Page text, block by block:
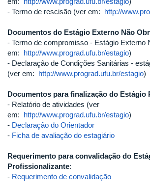
- Termo de rescisão (ver em: http://
Documentos do Estágio Externo Não
- Termo de compromisso - Estágio Externo
em: http://www.prograd.ufu.br/estagio)
- Declaração de Condições Sanitárias -
(ver em: http://www.prograd.ufu.br/estagio)
Documentos para finalização do Estágio
- Relatório de atividades (ver
em: http://www.prograd.ufu.br/estagio)
- Declaração do Orientador
- Ficha de avaliação do estagiário
Requerimento para convalidação do
Profissionalizante:
- Requerimento de convalidação